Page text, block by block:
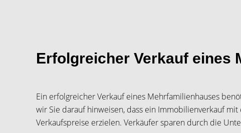
Erfolgreicher Verkauf eines
Ein erfolgreicher Verkauf eines Mehrfamilienhauses
wir Sie darauf hinweisen, dass ein Immobilienverkauf
Verkaufspreise erzielen. Verkäufer sparen durch die